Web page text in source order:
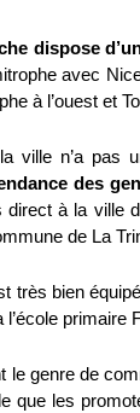
dispose
avec
à l’ouest et
ville n’a pas
des
à la ville
de La
bien
genre de
que les